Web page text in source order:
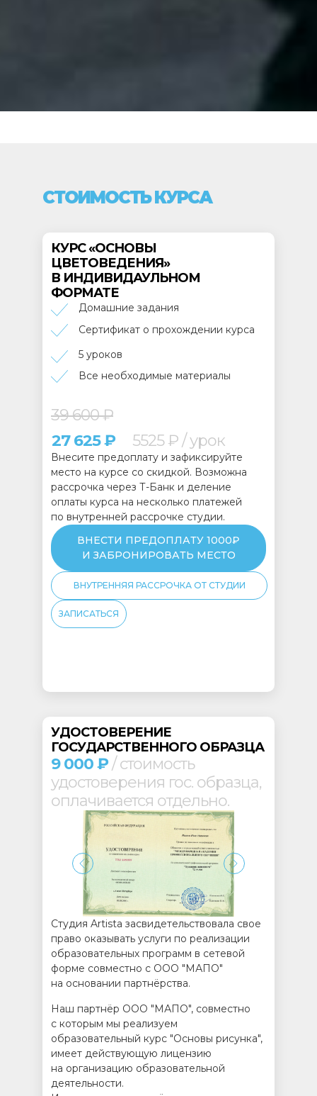
УДОСТОВЕРЕНИЕ
ГОСУДАРСТВЕННОГО ОБРАЗЦА
9 000 ₽/ стоимость
удостоверения гос. образца,
оплачивается отдельно.
Наш партнёр ООО "МАПО", совместно
с которым мы реализуем
образовательный курс "Основы рисунка",
имеет действующую лицензию
на организацию образовательной
деятельности.
Студия Artista засвидетельствовала свое
право оказывать услуги по реализации
образовательных программ в сетевой
форме совместно с ООО "МАПО"
на основании партнёрства.
КУРС «ОСНОВЫ
ЦВЕТОВЕДЕНИЯ»
В ИНДИВИДАУЛЬНОМ
ФОРМАТЕ
Домашние задания
5 уроков
Сертификат о прохождении курса
Все необходимые материалы
5525 ₽ / урок
27 625 ₽
39 600 ₽
Внесите предоплату и зафиксируйте
место на курсе со скидкой. Возможна
рассрочка через Т-Банк и деление
оплаты курса на несколько платежей
по внутренней рассрочке студии.
ВНЕСТИ ПРЕДОПЛАТУ 1000₽
И ЗАБРОНИРОВАТЬ МЕСТО
ВНУТРЕННЯЯ РАССРОЧКА ОТ СТУДИИ
ЗАПИСАТЬСЯ
СТОИМОСТЬ КУРСА